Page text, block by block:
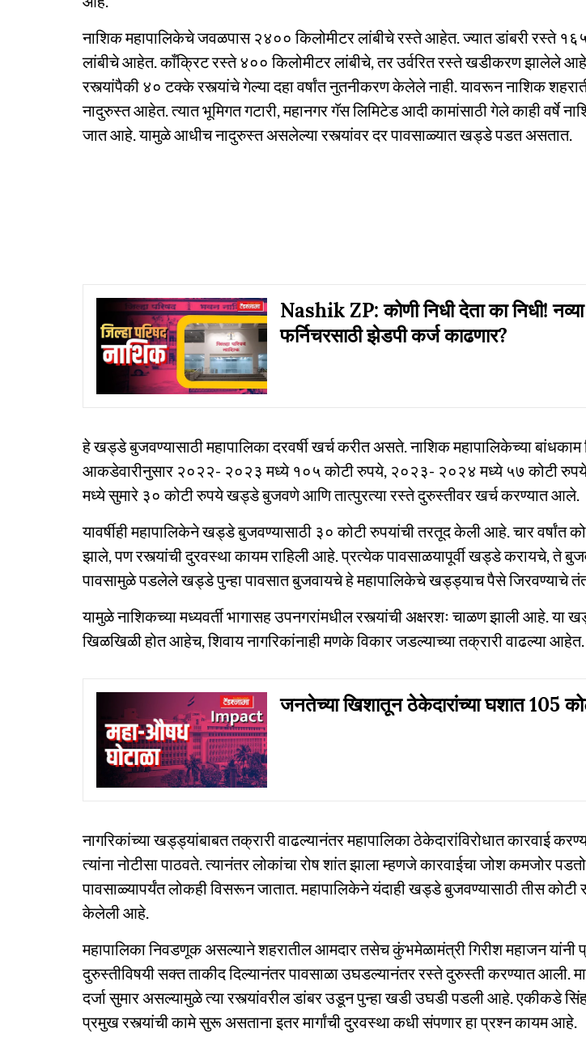
नाशिक महापालिकेचे जवळपास २४०० किलोमीटर लांबीचे रस्ते आहेत. ज्यात डांबरी रस्ते
लांबीचे आहेत. काँक्रिट रस्ते ४०० किलोमीटर लांबीचे, तर उर्वरित रस्ते खडीकरण झालेले
रस्त्यांपैकी ४० टक्के रस्त्यांचे गेल्या दहा वर्षांत नुतनीकरण केलेले नाही. यावरून नाशिक
नादुरुस्त आहेत. त्यात भूमिगत गटारी, महानगर गॅस लिमिटेड आदी कामांसाठी गेले काही वर्षे
जात आहे. यामुळे आधीच नादुरुस्त असलेल्या रस्त्यांवर दर पावसाळ्यात खड्डे पडत असतात.
Nashik ZP: कोणी निधी देता का निधी! नव्या
फर्निचरसाठी झेडपी कर्ज काढणार?
हे खड्डे बुजवण्यासाठी महापालिका दरवर्षी खर्च करीत असते. नाशिक महापालिकेच्या बांधकाम
आकडेवारीनुसार २०२२- २०२३ मध्ये १०५ कोटी रुपये, २०२३- २०२४ मध्ये ५७ कोटी
मध्ये सुमारे ३० कोटी रुपये खड्डे बुजवणे आणि तात्पुरत्या रस्ते दुरुस्तीवर खर्च करण्यात आले.
यावर्षीही महापालिकेने खड्डे बुजवण्यासाठी ३० कोटी रुपयांची तरतूद केली आहे. चार वर्षांत
झाले, पण रस्त्यांची दुरवस्था कायम राहिली आहे. प्रत्येक पावसाळयापूर्वी खड्डे करायचे, ते
पावसामुळे पडलेले खड्डे पुन्हा पावसात बुजवायचे हे महापालिकेचे खड्ड्याच पैसे जिरवण्याचे
यामुळे नाशिकच्या मध्यवर्ती भागासह उपनगरांमधील रस्त्यांची अक्षरशः चाळण झाली आहे. या
खिळखिळी होत आहेच, शिवाय नागरिकांनाही मणके विकार जडल्याच्या तक्रारी वाढल्या आहेत.
जनतेच्या खिशातून ठेकेदारांच्या घशात 105
नागरिकांच्या खड्ड्यांबाबत तक्रारी वाढल्यानंतर महापालिका ठेकेदारांविरोधात कारवाई
त्यांना नोटीसा पाठवते. त्यानंतर लोकांचा रोष शांत झाला म्हणजे कारवाईचा जोश कमजोर
पावसाळ्यापर्यंत लोकही विसरून जातात. महापालिकेने यंदाही खड्डे बुजवण्यासाठी तीस कोटी
केलेली आहे.
महापालिका निवडणूक असल्याने शहरातील आमदार तसेच कुंभमेळामंत्री गिरीश महाजन यांनी
दुरुस्तीविषयी सक्त ताकीद दिल्यानंतर पावसाळा उघडल्यानंतर रस्ते दुरुस्ती करण्यात आली.
दर्जा सुमार असल्यामुळे त्या रस्त्यांवरील डांबर उडून पुन्हा खडी उघडी पडली आहे. एकीकडे
प्रमुख रस्त्यांची कामे सुरू असताना इतर मार्गांची दुरवस्था कधी संपणार हा प्रश्न कायम आहे.